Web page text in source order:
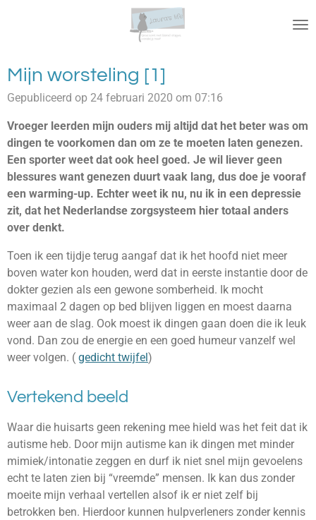
de
hoofdinhoud
Mijn worsteling [1]
Gepubliceerd op 24 februari 2020 om 07:16
Vroeger leerden mijn ouders mij altijd dat het beter was om
dingen te voorkomen dan om ze te moeten laten genezen.
Een sporter weet dat ook heel goed. Je wil liever geen
blessures want genezen duurt vaak lang, dus doe je vooraf
een warming-up. Echter weet ik nu, nu ik in een depressie
zit, dat het Nederlandse zorgsysteem hier totaal anders
over denkt.
Toen ik een tijdje terug aangaf dat ik het hoofd niet meer
boven water kon houden, werd dat in eerste instantie door de
dokter gezien als een gewone somberheid. Ik mocht
maximaal 2 dagen op bed blijven liggen en moest daarna
weer aan de slag. Ook moest ik dingen gaan doen die ik leuk
vond. Dan zou de energie en een goed humeur vanzelf wel
weer volgen. ( gedicht twijfel )
Vertekend beeld
Waar die huisarts geen rekening mee hield was het feit dat ik
autisme heb. Door mijn autisme kan ik dingen met minder
mimiek/intonatie zeggen en durf ik niet snel mijn gevoelens
echt te laten zien bij “vreemde” mensen. Ik kan dus zonder
moeite mijn verhaal vertellen alsof ik er niet zelf bij
betrokken ben. Hierdoor kunnen hulpverleners zonder kennis